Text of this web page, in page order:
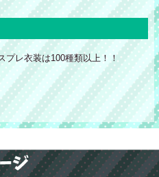
プレ衣装は100種類以上！！